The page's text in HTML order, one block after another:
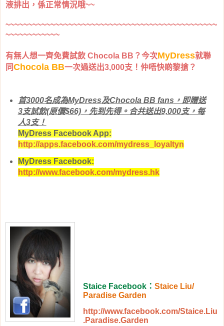
液排出，係正常情況哦~~
~~~~~~~~~~~~~~~~~~~~~~~~~~~~~~~~~~~~~~~~~~~~~~~
~~~~~~~~~~~~
有無人想一齊免費試飲 Chocola BB？今次MyDress就聯
同Chocola BB一次過送出3,000支！仲唔快啲黎搶？
首3000名成為MyDress及Chocola BB fans ，即贈送
3支試飲(原價$66)，先到先得。合共送出9,000支，每
人3支！
MyDress Facebook App:
http://apps.facebook.com/mydress_loyaltyn
MyDress Facebook:
http://www.facebook.com/mydress.hk
Staice Facebook： Staice Liu/
Paradise Garden
http://www.facebook.com/Staice.Liu
.Paradise.Garden